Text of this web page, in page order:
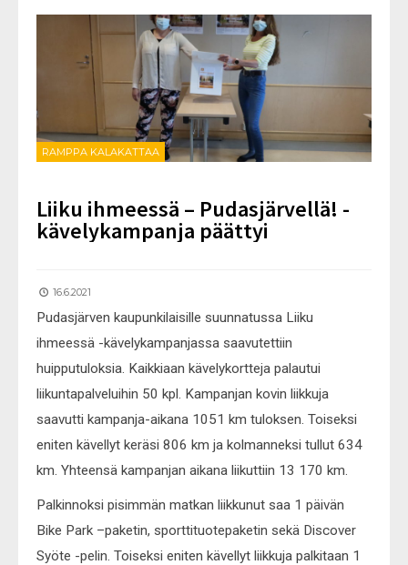
RAMPPA KALAKATTAA
Liiku ihmeessä – Pudasjärvellä! -
kävelykampanja päättyi
16.6.2021
Pudasjärven kaupunkilaisille suunnatussa Liiku
ihmeessä -kävelykampanjassa saavutettiin
huipputuloksia. Kaikkiaan kävelykortteja palautui
liikuntapalveluihin 50 kpl. Kampanjan kovin liikkuja
saavutti kampanja-aikana 1051 km tuloksen. Toiseksi
eniten kävellyt keräsi 806 km ja kolmanneksi tullut 634
km. Yhteensä kampanjan aikana liikuttiin 13 170 km.
Palkinnoksi pisimmän matkan liikkunut saa 1 päivän
Bike Park –paketin, sporttituotepaketin sekä Discover
Syöte -pelin. Toiseksi eniten kävellyt liikkuja palkitaan 1